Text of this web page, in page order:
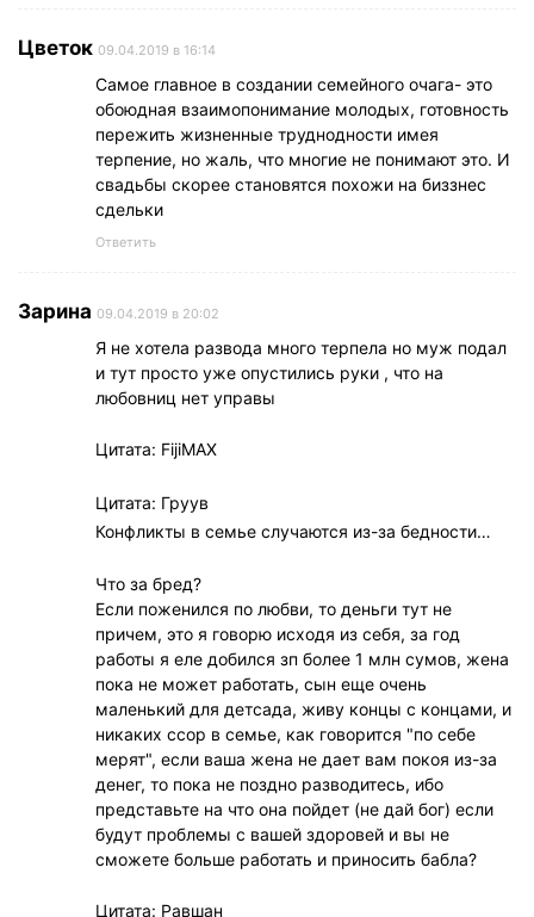
Цветок 09.04.2019 в 16:14
Самое главное в создании семейного очага- это
обоюдная взаимопонимание молодых, готовность
пережить жизненные труднодности имея
терпение, но жаль, что многие не понимают это. И
свадьбы скорее становятся похожи на биззнес
сдельки
Ответить
Зарина 09.04.2019 в 20:02
Я не хотела развода много терпела но муж подал
и тут просто уже опустились руки , что на
любовниц нет управы
Цитата: FijiMAX
Цитата: Груув
Конфликты в семье случаются из-за бедности…
Что за бред?
Если поженился по любви, то деньги тут не
причем, это я говорю исходя из себя, за год
работы я еле добился зп более 1 млн сумов, жена
пока не может работать, сын еще очень
маленький для детсада, живу концы с концами, и
никаких ссор в семье, как говорится "по себе
мерят", если ваша жена не дает вам покоя из-за
денег, то пока не поздно разводитесь, ибо
представьте на что она пойдет (не дай бог) если
будут проблемы с вашей здоровей и вы не
сможете больше работать и приносить бабла?
Цитата: Равшан